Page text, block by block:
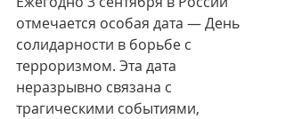
отмечается особая дата — День
солидарности в борьбе с
терроризмом. Эта дата
неразрывно связана с
трагическими событиями,